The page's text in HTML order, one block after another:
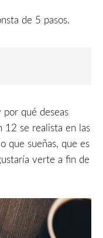
de 5 pasos.
por qué deseas
12 se realista en las
que sueñas, que es
verte a fin de